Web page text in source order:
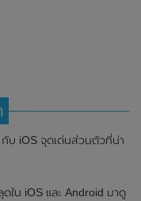
บ iOS จุดเด่นส่วนตัวที่น่า
ใน iOS และ Android มาดู